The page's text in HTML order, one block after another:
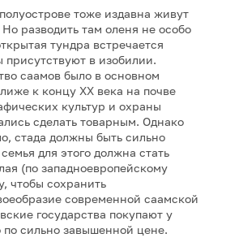
тоже издавна живут
разводить там оленя не особо
тундра встречается
присутствуют в изобилии.
саамов было в основном
к концу ХХ века на почве
культур и охраны
сделать товарным. Однако
стада должны быть сильно
для этого должна стать
(по западноевропейскому
чтобы сохранить
современной саамской
государства покупают у
по сильно завышенной цене.